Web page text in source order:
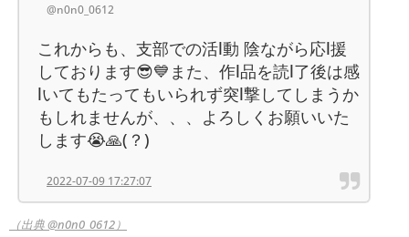
@n0n0_0612
これからも、支部での活l動 陰ながら応l援
しております😎💙また、作l品を読l了後は感
lいてもたってもいられず突l撃してしまうか
もしれませんが、、、よろしくお願いいた
します😭🙏(？)
2022-07-09 17:27:07
（出典 @n0n0_0612）